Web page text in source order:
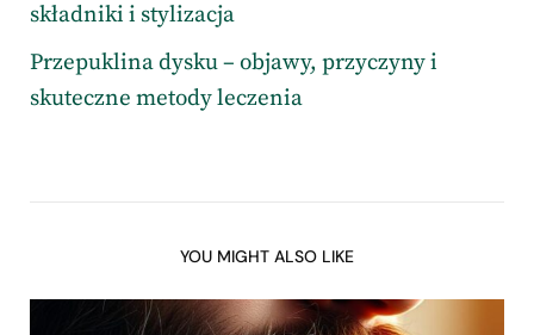
składniki i stylizacja
Przepuklina dysku – objawy, przyczyny i
skuteczne metody leczenia
YOU MIGHT ALSO LIKE